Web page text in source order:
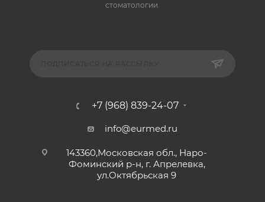
стоматологии.
+7 (968) 839-24-07
info@eurmed.ru
143360,Московская обл., Наро-
Фоминский р-н, г. Апрелевка,
ул.Октябрьская 9